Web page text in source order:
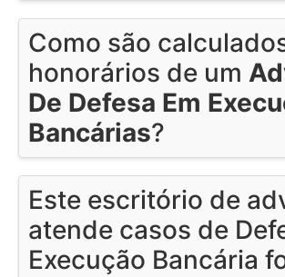
Como são
honorários de um
De Defesa Em
Bancárias?
Este escritório de
atende casos de
Execução Bancária